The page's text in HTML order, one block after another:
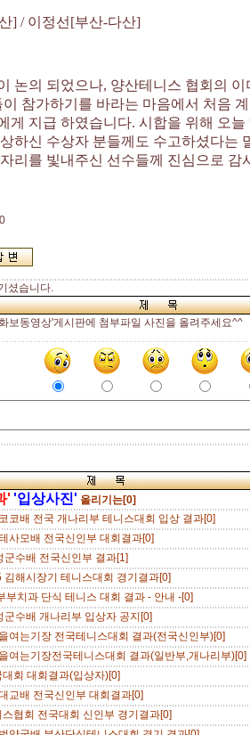
] / 이정선 [부산-다산]
논의 되었으나, 양산테니스 협회의
참가하기를 바라는 마음에서 처음
게 지급 하였습니다. 시합을 위해 오늘
하신 수상자 분들께도 수고하셨다는
자리를 빛내주신 선수들께 진심으로 감
셨습니다.
보동영상'게시판에 첨부파일 사진을 올려주세요^^
' '입상사진' 올리기는[0]
코배 전국 개나리부 테니스대회 입상 결과[0]
사모배 전국신인부 대회결과[0]
군수배 전국신인부 결과[1]
김해시장기 테니스대회 경기결과[0]
부치과 단식 테니스 대회 결과 - 안내 -[0]
군수배 개나리부 입상자 공지[0]
여는기장 전국테니스대회 결과(전국신인부)[0]
여는기장전국테니스대회 결과(일반부,개나리부)[0]
대회 대회결과(입상자)[0]
교배 전국신인부 대회결과[0]
스협회 전국대회 신인부 경기결과[0]